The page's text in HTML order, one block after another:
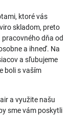
ktoré vás
skladom, preto
pracovného dňa od
a ihneď. Na
a sľubujeme
boli s vaším
a využite našu
sme vám poskytli